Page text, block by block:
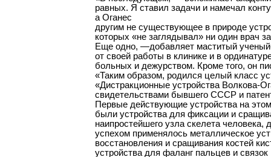
равных. Я ставил задачи и намечал
а Оганес
другим не существующее в природе
которых «не заглядывал» ни один врач
Еще одно, —добавляет маститый
от своей работы в клинике и в
больных и дежурством. Кроме того, он
«Таким образом, родился целый класс
«Дистракционные устройства Волкова-
свидетельствами бывшего СССР и
Первые действующие устройства на
были устройства для фиксации и
наипростейшего узла скелета
успехом применялось металлическое
восстановления и сращивания костей
устройства для фаланг пальцев и связок